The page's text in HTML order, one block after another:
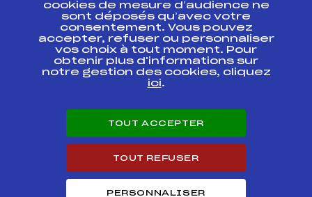
Projet de performance fédéral
Antidopage
Pôle Développement, Formation, Suivi
Scientifique
Listes ministérielles
Pôle vie de l’athlète
Enseignement professionnel
Carrières
cookies de mesure d’audience ne
sont déposés qu’avec votre
consentement. Vous pouvez
accepter, refuser ou personnaliser
vos choix à tout moment. Pour
obtenir plus d'informations sur
notre gestion des cookies, cliquez
ici.
TOUT ACCEPTER
TOUT REFUSER
PERSONNALISER